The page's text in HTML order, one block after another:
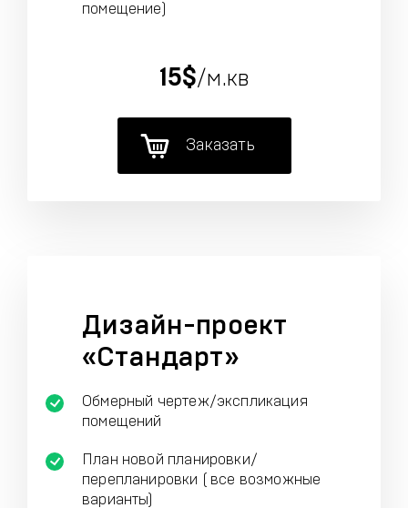
помещение)
15$/м.кв
Заказать
Дизайн-проект
«Стандарт»
Обмерный чертеж/экспликация
помещений
План новой планировки/
перепланировки ( все возможные
варианты)